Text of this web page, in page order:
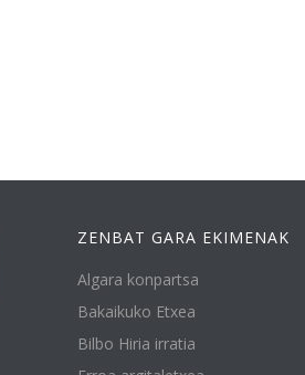
ZENBAT GARA EKIMENAK
Algara konpartsa
Bakaikuko Etxea
Bilbo Hiria irratia